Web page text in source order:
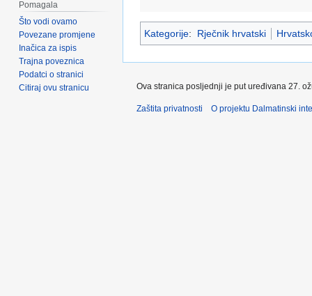
Kategorije: Rječnik hrvatski
Pomagala
Što vodi ovamo
Povezane promjene
Inačica za ispis
Trajna poveznica
Podatci o stranici
Citiraj ovu stranicu
Ova stranica posljednji je put uređivana 27.
Zaštita privatnosti O projektu Dalmatinski